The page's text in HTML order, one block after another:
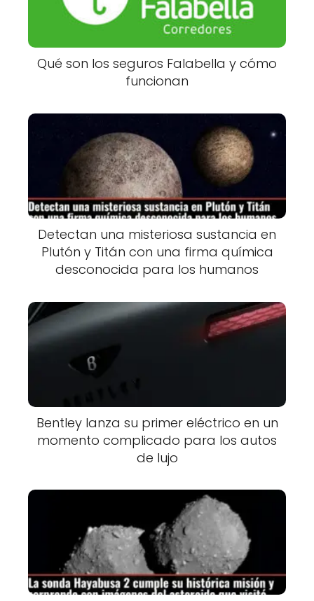
Qué son los seguros Falabella y cómo
funcionan
Detectan una misteriosa sustancia en
Plutón y Titán con una firma química
desconocida para los humanos
Bentley lanza su primer eléctrico en un
momento complicado para los autos
de lujo